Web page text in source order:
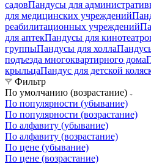
садовПандусы для
для медицинских учреждений
реабилитационных учреждений
для аптекПандусы для
группыПандусы для холла
подъезда многоквартирного дома
крыльцаПандус для детской
Фильтр
По умолчанию (возрастание)
По популярности (убывание)
По популярности (возрастание)
По алфавиту (убывание)
По алфавиту (возрастание)
По цене (убывание)
По цене (возрастание)